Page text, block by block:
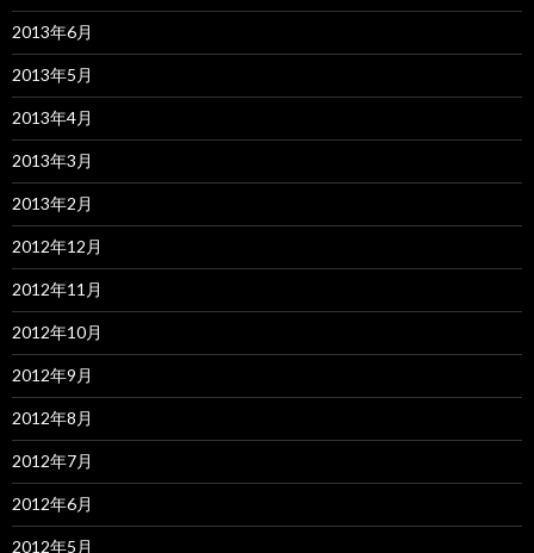
2013年6月
2013年5月
2013年4月
2013年3月
2013年2月
2012年12月
2012年11月
2012年10月
2012年9月
2012年8月
2012年7月
2012年6月
2012年5月